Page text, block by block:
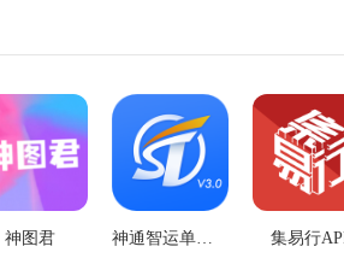
神图君 集易行